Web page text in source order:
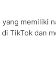
memiliki
TikTok dan